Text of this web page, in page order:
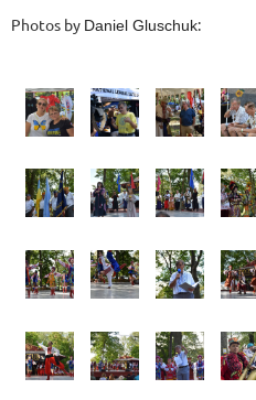
Photos by Daniel Gluschuk: